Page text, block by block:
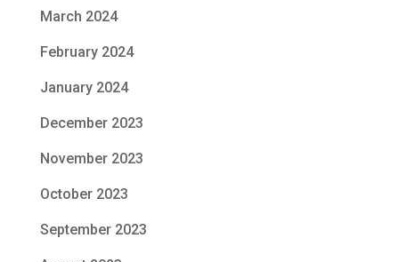
March 2024
February 2024
January 2024
December 2023
November 2023
October 2023
September 2023